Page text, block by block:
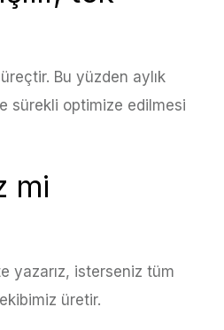
Bu yüzden aylık
sürekli optimize edilmesi
mi
yazarız, isterseniz tüm
üretir.